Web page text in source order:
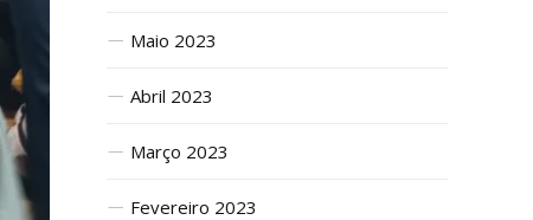
Maio 2023
Abril 2023
Março 2023
Fevereiro 2023